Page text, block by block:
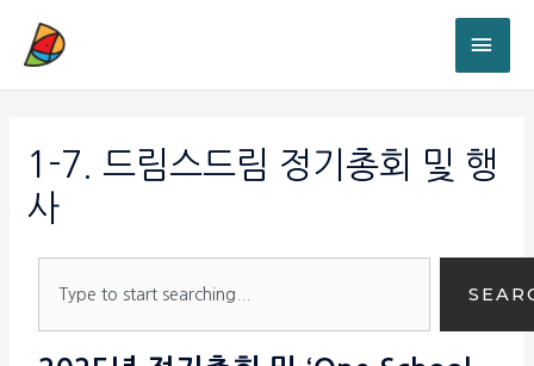
1-7. 드림스드림 정기총회 및 행
사